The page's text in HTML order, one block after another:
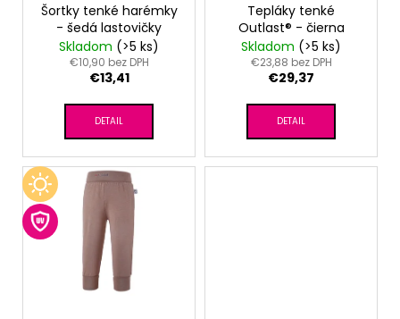
v
Šortky tenké harémky
- šedá lastovičky
Skladom (>5 ks)
€10,90 bez DPH
€13,41
DETAIL
Tepláky tenké
Outlast® - čierna
Skladom (>5 ks)
€23,88 bez DPH
€29,37
DETAIL